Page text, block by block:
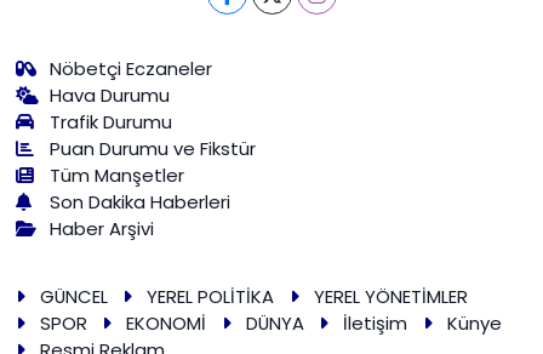
Nöbetçi Eczaneler
Hava Durumu
Trafik Durumu
Puan Durumu ve Fikstür
Tüm Manşetler
Son Dakika Haberleri
Haber Arşivi
GÜNCEL YEREL POLİTİKA
YEREL YÖNETİMLER
SPOR
EKONOMİ DÜNYA İletişim
Künye